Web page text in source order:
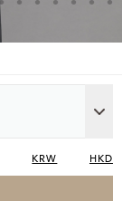
KRW HKD